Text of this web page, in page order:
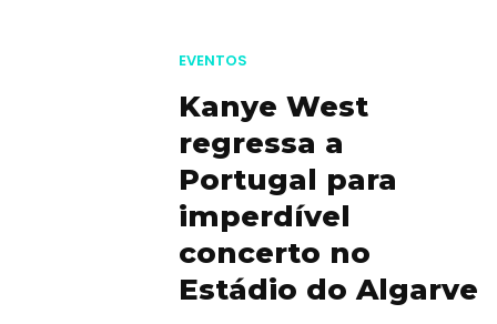
EVENTOS
Kanye West
regressa a
Portugal para
imperdível
concerto no
Estádio do Algarve